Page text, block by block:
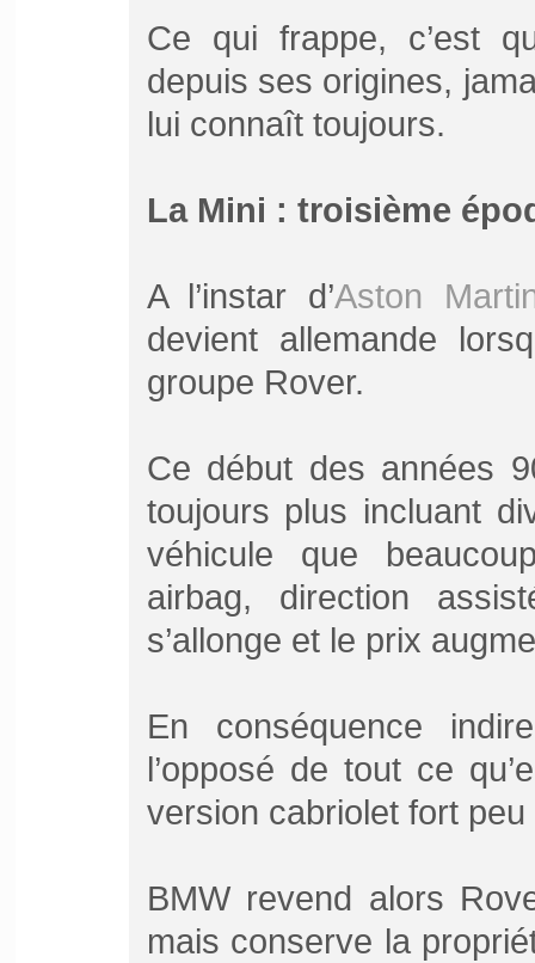
Ce qui frappe, c’est
depuis ses origines,
lui connaît toujours.
La Mini : troisième
A l’instar d’Aston
devient allemande
groupe Rover.
Ce début des années
toujours plus incluant
véhicule que
airbag, direction
s’allonge et le prix
En conséquence
l’opposé de tout ce
version cabriolet fort peu
BMW revend alors
mais conserve la